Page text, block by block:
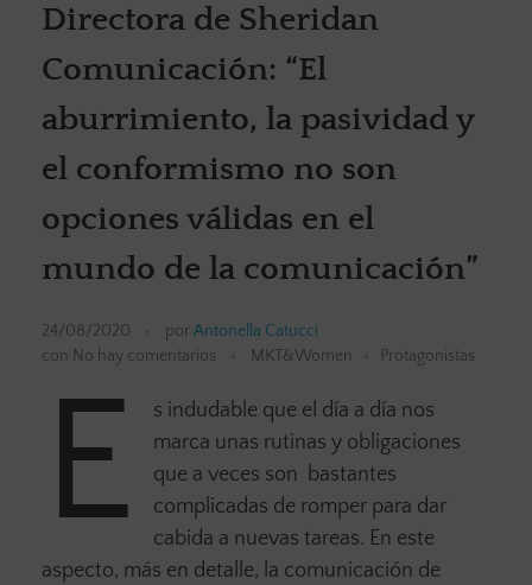
Directora de Sheridan
Comunicación: “El
aburrimiento, la pasividad y
el conformismo no son
opciones válidas en el
mundo de la comunicación”
24/08/2020 por Antonella Catucci
con No hay comentarios MKT&Women Protagonistas
E
s indudable que el día a día nos
marca unas rutinas y obligaciones
que a veces son bastantes
complicadas de romper para dar
cabida a nuevas tareas. En este
aspecto, más en detalle, la comunicación de